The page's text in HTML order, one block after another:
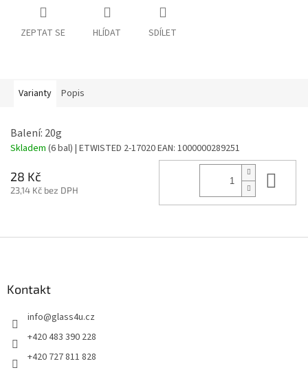
ZEPTAT SE HLÍDAT SDÍLET
Varianty Popis
Balení: 20g
Skladem (6 bal) | ETWISTED 2-17020EAN: 1000000289251
28 Kč
23,14 Kč bez DPH
Kontakt
info@glass4u.cz
+420 483 390 228
+420 727 811 828